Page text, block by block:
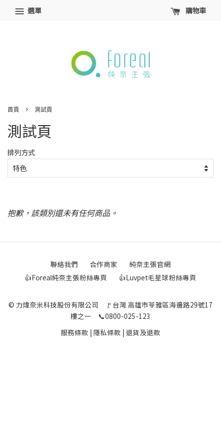
選單 購物車
首頁 › 測試頁
測試頁
排列方式
抱歉，該類別還未有任何商品。
聯絡我們 合作商家
純奈主張官網
👍Foreal純奈主張粉絲專頁
👍Luvpet毛星球粉絲專頁
© 力煒奈米科技股份有限公司 🚩台灣 高雄市苓雅區海邊路29號17
樓之一 📞0800-025-123
服務條款 | 隱私條款 | 退貨及退款